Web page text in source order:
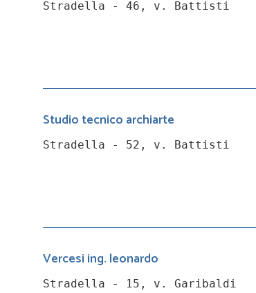
Stradella - 46, v. Battisti
Studio tecnico archiarte
Stradella - 52, v. Battisti
Vercesi ing. leonardo
Stradella - 15, v. Garibaldi